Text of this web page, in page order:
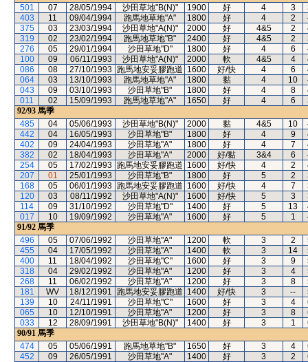
501
07 28/05/1994 沙田草地"B(N)" 1900 好 4 3
403
11 09/04/1994 跑馬地草地"A" 1800 好 4 2
375
03 23/03/1994 沙田草地"A(N)" 2000 好 4&5 2
319
02 23/02/1994 跑馬地草地"B" 2400 好 4&5 2
276
05 29/01/1994 沙田草地"D" 1800 好 4 6
100
09 06/11/1993 沙田草地"A(N)" 2000 軟 4&5 4
086
08 27/10/1993 跑馬地安妥膠跑道 1600 好/快 4 6
064
03 13/10/1993 跑馬地草地"A" 1800 黏 4 10
043
09 03/10/1993 沙田草地"B" 1800 好 4 8
011
02 15/09/1993 跑馬地草地"A" 1650 好 4 6
92/93 馬季
485
04 05/06/1993 沙田草地"B(N)" 2000 黏 4&5 10
442
04 16/05/1993 沙田草地"B" 1800 好 4 9
402
09 24/04/1993 沙田草地"A" 1800 好 4 7
382
02 18/04/1993 沙田草地"A" 2000 好/黏 3&4 6
254
05 17/02/1993 跑馬地安妥膠跑道 1600 好/快 4 2
207
01 25/01/1993 沙田草地"B" 1800 好 5 2
168
05 06/01/1993 跑馬地安妥膠跑道 1600 好/快 4 7
120
03 08/11/1992 沙田草地"A(N)" 1600 好/快 5 3
114
09 31/10/1992 沙田草地"D" 1400 好 5 13
017
10 19/09/1992 沙田草地"A" 1600 好 5 1
91/92 馬季
496
05 07/06/1992 沙田草地"A" 1200 軟 3 2
455
04 17/05/1992 沙田草地"A" 1400 軟 3 14
400
11 18/04/1992 沙田草地"C" 1600 好 3 9
318
04 29/02/1992 沙田草地"A" 1200 好 3 4
268
11 06/02/1992 沙田草地"A" 1200 好 3 8
181
WV 18/12/1991 跑馬地安妥膠跑道 1400 好/快 3 --
139
10 24/11/1991 沙田草地"C" 1600 好 3 4
065
10 12/10/1991 沙田草地"A" 1200 好 3 8
033
12 28/09/1991 沙田草地"B(N)" 1400 好 3 1
90/91 馬季
474
05 05/06/1991 跑馬地草地"B" 1650 好 3 4
452
09 26/05/1991 沙田草地"A" 1400 好 3 2